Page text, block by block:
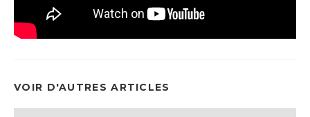
VOIR D'AUTRES ARTICLES